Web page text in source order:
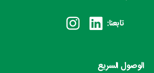
تابعنا:
الوصول السريع